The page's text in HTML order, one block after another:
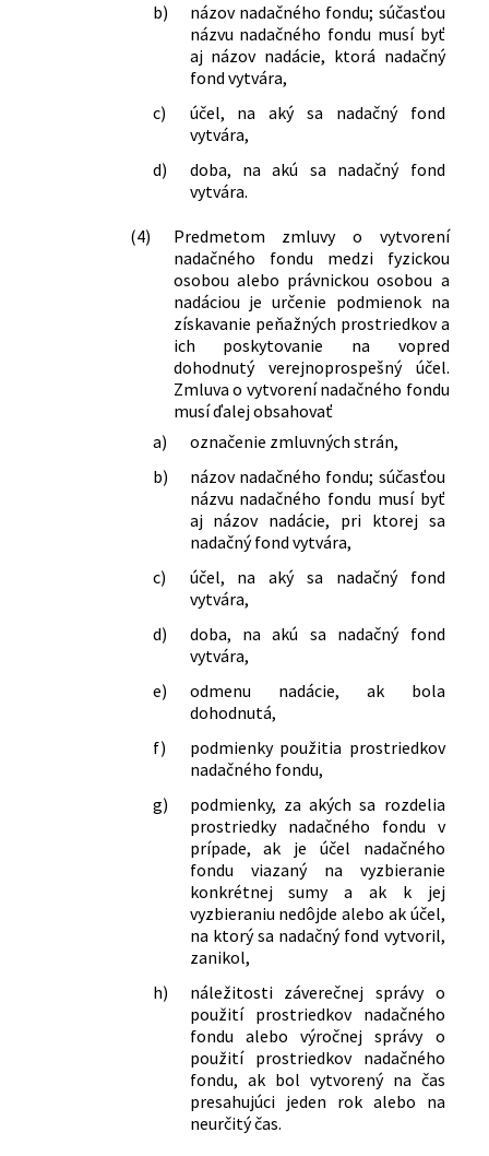
b)
názov nadačného fondu; súčasťou
názvu nadačného fondu musí byť
aj názov nadácie, ktorá nadačný
fond vytvára,
c)
účel, na aký sa nadačný fond
vytvára,
d)
doba, na akú sa nadačný fond
vytvára.
(4)
Predmetom zmluvy o vytvorení
nadačného fondu medzi fyzickou
osobou alebo právnickou osobou a
nadáciou je určenie podmienok na
získavanie peňažných prostriedkov a
ich poskytovanie na vopred
dohodnutý verejnoprospešný účel.
Zmluva o vytvorení nadačného fondu
musí ďalej obsahovať
a)
označenie zmluvných strán,
b)
názov nadačného fondu; súčasťou
názvu nadačného fondu musí byť
aj názov nadácie, pri ktorej sa
nadačný fond vytvára,
c)
účel, na aký sa nadačný fond
vytvára,
d)
doba, na akú sa nadačný fond
vytvára,
e)
odmenu nadácie, ak bola
dohodnutá,
f)
podmienky použitia prostriedkov
nadačného fondu,
g)
podmienky, za akých sa rozdelia
prostriedky nadačného fondu v
prípade, ak je účel nadačného
fondu viazaný na vyzbieranie
konkrétnej sumy a ak k jej
vyzbieraniu nedôjde alebo ak účel,
na ktorý sa nadačný fond vytvoril,
zanikol,
h)
náležitosti záverečnej správy o
použití prostriedkov nadačného
fondu alebo výročnej správy o
použití prostriedkov nadačného
fondu, ak bol vytvorený na čas
presahujúci jeden rok alebo na
neurčitý čas.